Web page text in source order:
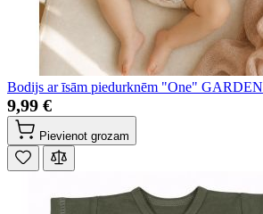
Bodijs ar īsām piedurknēm "One" GARDEN
9,99 €
Pievienot grozam